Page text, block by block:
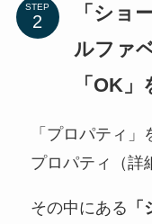
STEP
「ショ
ルファ
「OK
「プロパティ
プロパティ（詳
その中にある